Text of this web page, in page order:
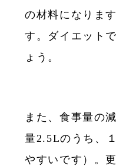
の材料になりま
す。ダイエット
ょう。
また、食事量の
量2.5Lのうち、
やすいです）。